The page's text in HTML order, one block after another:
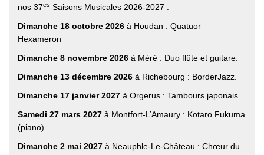
nos 37es Saisons Musicales 2026-2027 :
Dimanche 18 octobre 2026 à Houdan : Quatuor
Hexameron
Dimanche 8 novembre 2026 à Méré : Duo flûte et guitare.
Dimanche 13 décembre 2026 à Richebourg : BorderJazz.
Dimanche 17 janvier 2027 à Orgerus : Tambours japonais.
Samedi 27 mars 2027 à Montfort-L’Amaury : Kotaro Fukuma
(piano).
Dimanche 2 mai 2027 à Neauphle-Le-Château : Chœur du